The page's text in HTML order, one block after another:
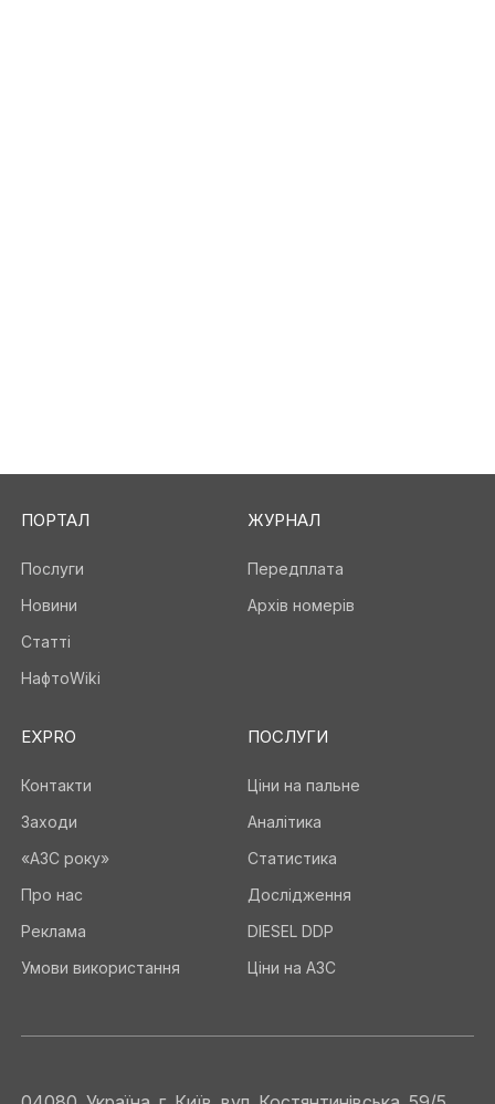
ПОРТАЛ
Послуги
Новини
Статті
НафтоWiki
ЖУРНАЛ
Передплата
Архів номерів
EXPRO
Контакти
Заходи
«АЗС року»
Про нас
Реклама
Умови використання
ПОСЛУГИ
Ціни на пальне
Аналітика
Статистика
Дослідження
DIESEL DDP
Ціни на АЗС